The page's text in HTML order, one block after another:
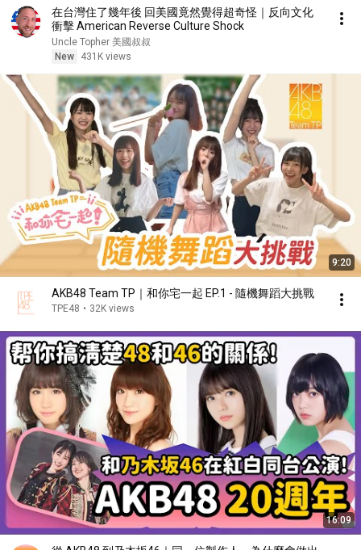
在台灣住了幾年後 回美國竟然覺得超奇怪｜反向文化
衝擊 American Reverse Culture Shock
Uncle Topher 美國叔叔
New
431K views
9:20
AKB48 Team TP｜和你宅一起 EP.1 - 隨機舞蹈大挑戰
TPE48 • 32K views
16:09